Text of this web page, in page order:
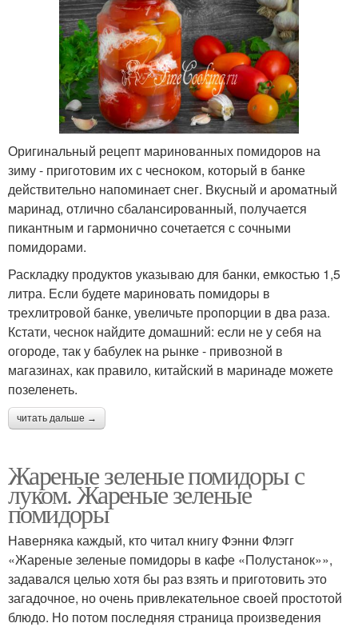
Оригинальный рецепт маринованных помидоров на
зиму - приготовим их с чесноком, который в банке
действительно напоминает снег. Вкусный и ароматный
маринад, отлично сбалансированный, получается
пикантным и гармонично сочетается с сочными
помидорами.
Раскладку продуктов указываю для банки, емкостью 1,5
литра. Если будете мариновать помидоры в
трехлитровой банке, увеличьте пропорции в два раза.
Кстати, чеснок найдите домашний: если не у себя на
огороде, так у бабулек на рынке - привозной в
магазинах, как правило, китайский в маринаде можете
позеленеть.
читать дальше →
Жареные зеленые помидоры с
луком. Жареные зеленые
помидоры
Наверняка каждый, кто читал книгу Фэнни Флэгг
«Жареные зеленые помидоры в кафе «Полустанок»»,
задавался целью хотя бы раз взять и приготовить это
загадочное, но очень привлекательное своей простотой
блюдо. Но потом последняя страница произведения